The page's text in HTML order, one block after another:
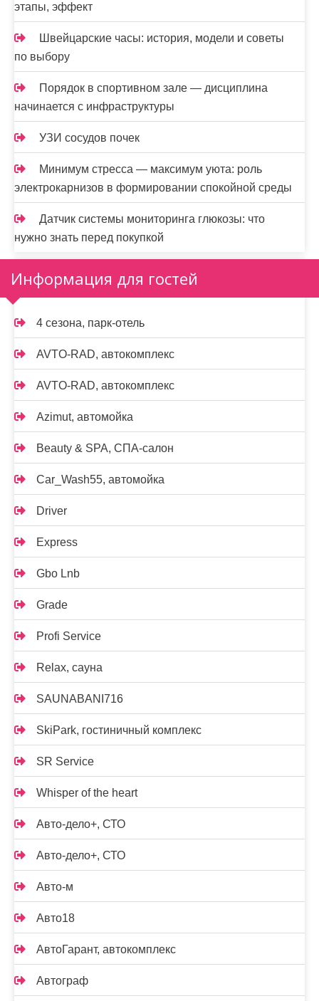
этапы, эффект
Швейцарские часы: история, модели и советы
по выбору
Порядок в спортивном зале — дисциплина
начинается с инфраструктуры
УЗИ сосудов почек
Минимум стресса — максимум уюта: роль
электрокарнизов в формировании спокойной среды
Датчик системы мониторинга глюкозы: что
нужно знать перед покупкой
Информация для гостей
4 сезона, парк-отель
AVTO-RAD, автокомплекс
AVTO-RAD, автокомплекс
Azimut, автомойка
Beauty & SPA, СПА-салон
Car_Wash55, автомойка
Driver
Express
Gbo Lnb
Grade
Profi Service
Relax, сауна
SAUNABANI716
SkiPark, гостиничный комплекс
SR Service
Whisper of the heart
Авто-дело+, СТО
Авто-дело+, СТО
Авто-м
Авто18
АвтоГарант, автокомплекс
Автограф